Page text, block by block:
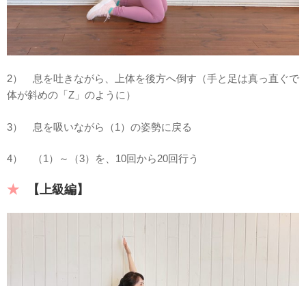
2） 息を吐きながら、上体を後方へ倒す（手と足は真っ直ぐで
体が斜めの「Z」のように）
3） 息を吸いながら（1）の姿勢に戻る
4） （1）～（3）を、10回から20回行う
【上級編】